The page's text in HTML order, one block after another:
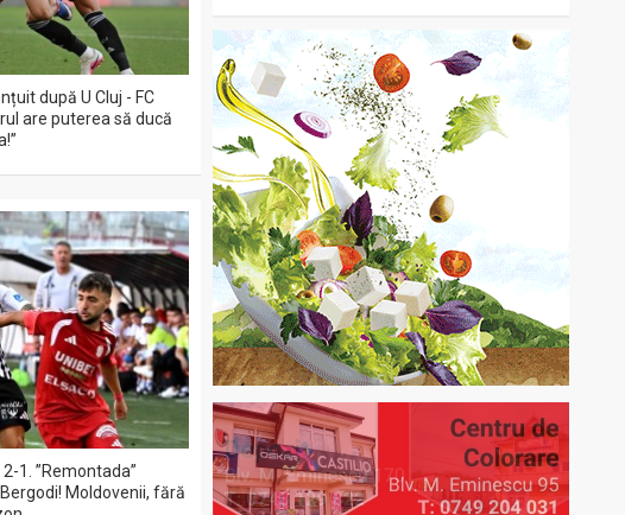
după U Cluj - FC
are puterea să ducă
1. ”Remontada”
Moldovenii, fără